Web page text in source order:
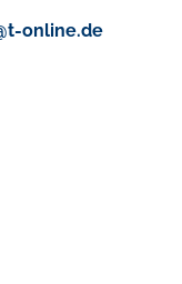
online.de